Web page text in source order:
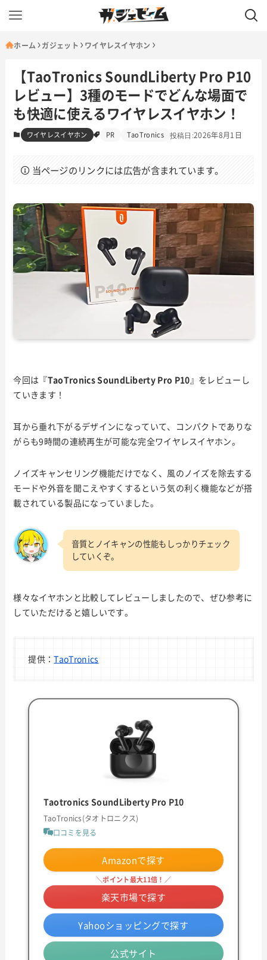
ホーム ガジェット ワイヤレスイヤホン
【TaoTronics SoundLiberty Pro P10
レビュー】3種のモードでどんな場面で
も快適に使えるワイヤレスイヤホン！
ワイヤレスイヤホン PR TaoTronics 2026年8月1日
当ページのリンクには広告が含まれています。
今回は『TaoTronics SoundLiberty Pro P10』をレビューし
ていきます！
耳から垂れ下がるデザインになっていて、コンパクトでありな
がらも9時間の連続再生が可能な完全ワイヤレスイヤホン。
ノイズキャンセリング機能だけでなく、風のノイズを除去する
モードや外音を聞こえやすくするという気の利く機能などが搭
載されている製品になっていました。
音質とノイキャンの性能もしっかりチェック
していくぞ。
様々なイヤホンと比較してレビューしましたので、ぜひ参考に
していただけると嬉しいです。
提供：TaoTronics
Taotronics SoundLiberty Pro P10
TaoTronics(タオトロニクス)
口コミを見る
Amazonで探す
＼ポイント最大11倍！／
楽天市場で探す
Yahooショッピングで探す
公式サイト